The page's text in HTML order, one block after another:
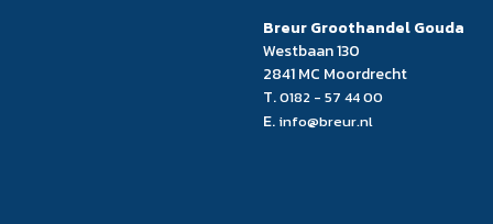
Breur Groothandel Gouda
Westbaan 130
2841 MC Moordrecht
T.0182 - 57 44 00
E. info@breur.nl